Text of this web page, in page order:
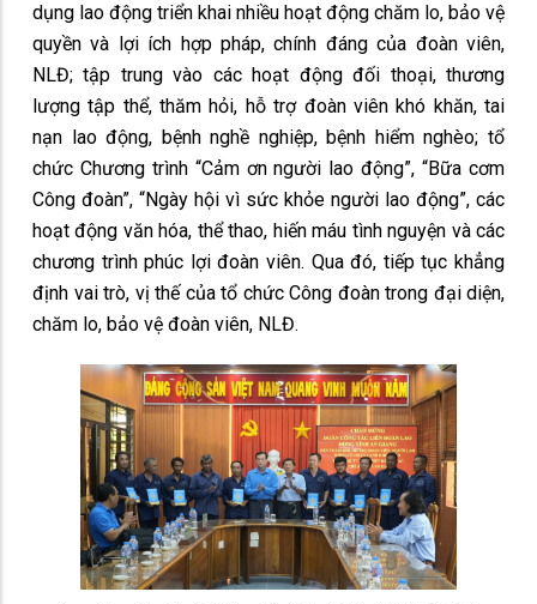
dụng lao động triển khai nhiều hoạt động chăm lo, bảo vệ
quyền và lợi ích hợp pháp, chính đáng của đoàn viên,
NLĐ; tập trung vào các hoạt động đối thoại, thương
lượng tập thể, thăm hỏi, hỗ trợ đoàn viên khó khăn, tai
nạn lao động, bệnh nghề nghiệp, bệnh hiểm nghèo; tổ
chức Chương trình “Cảm ơn người lao động”, “Bữa cơm
Công đoàn”, “Ngày hội vì sức khỏe người lao động”, các
hoạt động văn hóa, thể thao, hiến máu tình nguyện và các
chương trình phúc lợi đoàn viên. Qua đó, tiếp tục khẳng
định vai trò, vị thế của tổ chức Công đoàn trong đại diện,
chăm lo, bảo vệ đoàn viên, NLĐ.